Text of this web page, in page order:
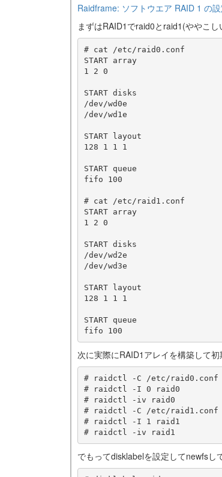
Raidframe: ソフトウエア RAID 1 の
まずはRAID1でraid0とraid1(ややこ
# cat /etc/raid0.conf
START array
1 2 0
START disks
/dev/wd0e
/dev/wd1e
START layout
128 1 1 1
START queue
fifo 100
# cat /etc/raid1.conf
START array
1 2 0
START disks
/dev/wd2e
/dev/wd3e
START layout
128 1 1 1
START queue
次に実際にRAID1アレイを構築して初
# raidctl -C /etc/raid0.conf
# raidctl -I 0 raid0
# raidctl -iv raid0
# raidctl -C /etc/raid1.conf
# raidctl -I 1 raid1
でもってdisklabelを設定してnewfsし